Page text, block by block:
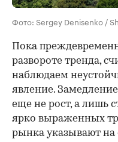
Фото: Sergey Denisenko /
Пока
развороте тренда,
наблюдаем
явление.
еще не рост, а лишь
ярко выраженных
рынка указывают